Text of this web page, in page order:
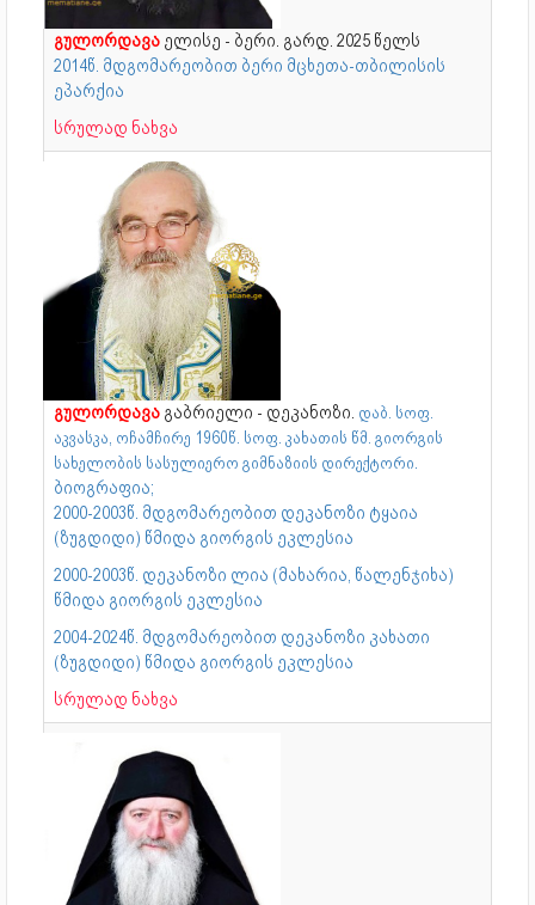
გულორდავა ელისე - ბერი. გარდ. 2025 წელს
2014წ. მდგომარეობით ბერი მცხეთა-თბილისის
ეპარქია
სრულად ნახვა
გულორდავა გაბრიელი - დეკანოზი. დაბ. სოფ.
აკვასკა, ოჩამჩირე 1960წ. სოფ. კახათის წმ. გიორგის
სახელობის სასულიერო გიმნაზიის დირექტორი
ბიოგრაფია;
2000-2003წ. მდგომარეობით დეკანოზი ტყაია
(ზუგდიდი) წმიდა გიორგის ეკლესია
2000-2003წ. დეკანოზი ლია (მახარია, წალენჯიხა)
წმიდა გიორგის ეკლესია
2004-2024წ. მდგომარეობით დეკანოზი კახათი
(ზუგდიდი) წმიდა გიორგის ეკლესია
სრულად ნახვა